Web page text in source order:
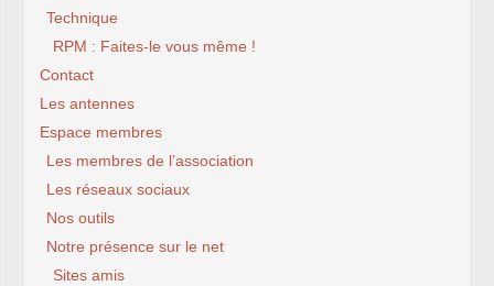
Technique
RPM : Faites-le vous même !
Contact
Les antennes
Espace membres
Les membres de l’association
Les réseaux sociaux
Nos outils
Notre présence sur le net
Sites amis